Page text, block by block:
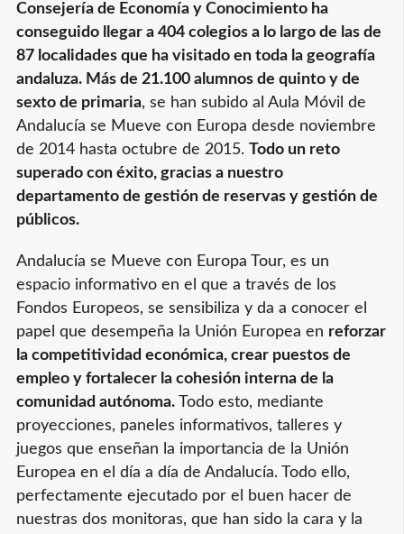
Consejería de Economía y Conocimiento ha
conseguido llegar a 404 colegios a lo largo de las de
87 localidades que ha visitado en toda la geografía
andaluza. Más de 21.100 alumnos de quinto y de
sexto de primaria, se han subido al Aula Móvil de
Andalucía se Mueve con Europa desde noviembre
de 2014 hasta octubre de 2015. Todo un reto
superado con éxito, gracias a nuestro
departamento de gestión de reservas y gestión de
públicos.
Andalucía se Mueve con Europa Tour, es un
espacio informativo en el que a través de los
Fondos Europeos, se sensibiliza y da a conocer el
papel que desempeña la Unión Europea en reforzar
la competitividad económica, crear puestos de
empleo y fortalecer la cohesión interna de la
comunidad autónoma.Todo esto, mediante
proyecciones, paneles informativos, talleres y
juegos que enseñan la importancia de la Unión
Europea en el día a día de Andalucía. Todo ello,
perfectamente ejecutado por el buen hacer de
nuestras dos monitoras, que han sido la cara y la